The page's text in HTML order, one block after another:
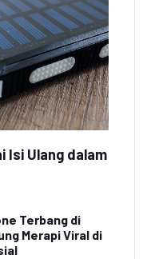
Isi Ulang dalam
Terbang di
Merapi Viral di